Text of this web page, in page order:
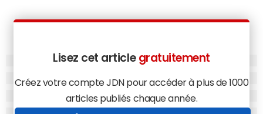
Lisez cet article gratuitement
Créez votre compte JDN pour accéder à plus de 1000
articles publiés chaque année.